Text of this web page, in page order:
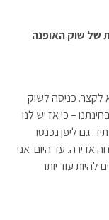
של שוק האופנה
לקצר. כניסה לשוק
– כי אז יש לנו
גם ליפן נכנסו
אדירה. עד היום. אני
להיות עוד יותר